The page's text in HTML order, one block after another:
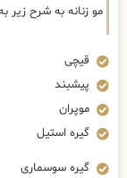
مو زنانه به شرح زیر
قیچی
پیشبند
موپران
گیره استیل
گیره سوسماری